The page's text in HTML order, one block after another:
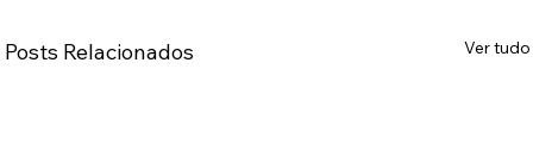
Posts Relacionados Ver tudo